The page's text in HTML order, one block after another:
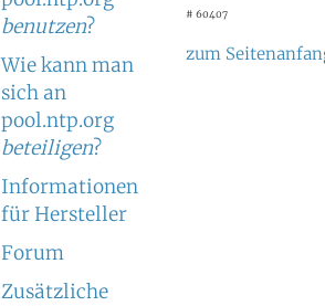
benutzen?
Wie kann man
sich an
pool.ntp.org
beteiligen?
Informationen
für Hersteller
Forum
Zusätzliche
# 60407
zum